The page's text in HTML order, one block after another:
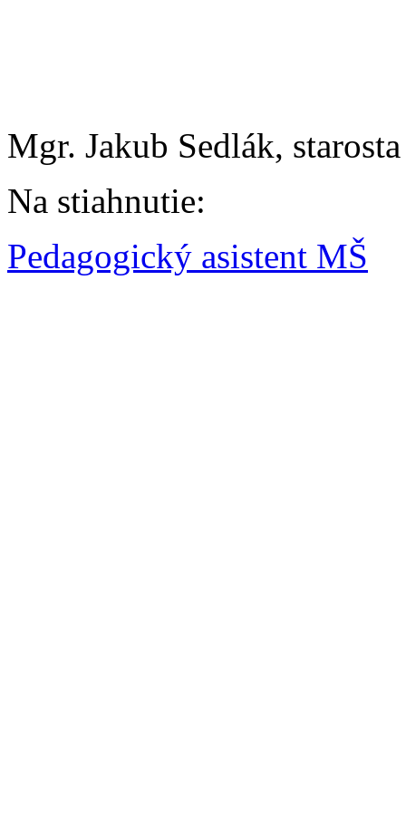
Mgr. Jakub Sedlák,
Na stiahnutie:
Pedagogický asistent MŠ